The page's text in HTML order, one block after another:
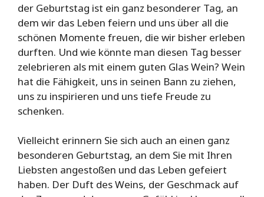
der Geburtstag ist ein ganz besonderer Tag, an
dem wir das Leben feiern und uns über all die
schönen Momente freuen, die wir bisher erleben
durften. Und wie könnte man diesen Tag besser
zelebrieren als mit einem guten Glas Wein? Wein
hat die Fähigkeit, uns in seinen Bann zu ziehen,
uns zu inspirieren und uns tiefe Freude zu
schenken.
Vielleicht erinnern Sie sich auch an einen ganz
besonderen Geburtstag, an dem Sie mit Ihren
Liebsten angestoßen und das Leben gefeiert
haben. Der Duft des Weins, der Geschmack auf